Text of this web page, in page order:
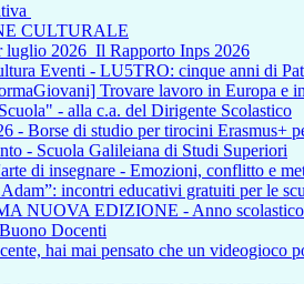
CULTURALE
luglio 2026_Il Rapporto Inps 2026
Eventi - LU5TRO: cinque anni di
Trovare lavoro in Europa e
- alla c.a. del Dirigente Scolastico
- Borse di studio per tirocini Erasmus+
- Scuola Galileiana di Studi Superiori
di insegnare - Emozioni, conflitto e
incontri educativi gratuiti per le
NUOVA EDIZIONE - Anno
Docenti
hai mai pensato che un videogioco